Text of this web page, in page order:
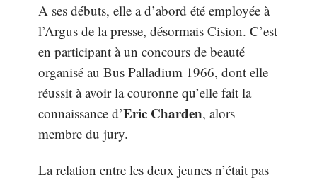
A ses débuts, elle a d’abord été employée à
l’Argus de la presse, désormais Cision. C’est
en participant à un concours de beauté
organisé au Bus Palladium 1966, dont elle
réussit à avoir la couronne qu’elle fait la
connaissance d’Eric Charden, alors
membre du jury.
La relation entre les deux jeunes n’était pas